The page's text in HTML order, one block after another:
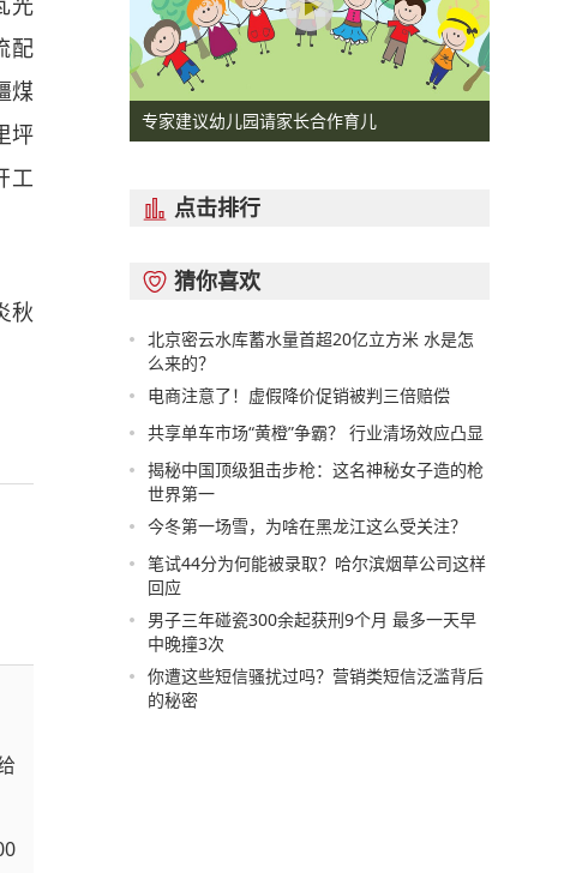
配
煤
坪
工
秋
专家建议幼儿园请家长合作育儿
 点击排行
 猜你喜欢
北京密云水库蓄水量首超20亿立方米 水是怎
么来的？
电商注意了！虚假降价促销被判三倍赔偿
共享单车市场“黄橙”争霸？ 行业清场效应凸显
揭秘中国顶级狙击步枪：这名神秘女子造的枪
世界第一
今冬第一场雪，为啥在黑龙江这么受关注？
笔试44分为何能被录取？哈尔滨烟草公司这样
回应
男子三年碰瓷300余起获刑9个月 最多一天早
中晚撞3次
你遭这些短信骚扰过吗？营销类短信泛滥背后
的秘密